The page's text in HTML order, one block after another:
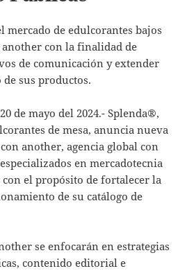
mercado de edulcorantes bajos
con la finalidad de
de comunicación y extender
sus productos.
de mayo del 2024.- Splenda®,
de mesa, anuncia nueva
another, agencia global con
en mercadotecnia
el propósito de fortalecer la
de su catálogo de
se enfocarán en estrategias
contenido editorial e